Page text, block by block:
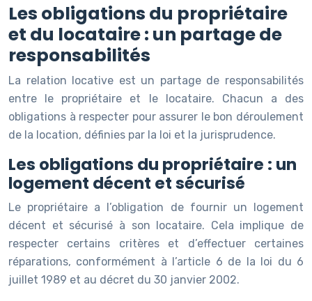
Les obligations du propriétaire
et du locataire : un partage de
responsabilités
La relation locative est un partage de responsabilités
entre le propriétaire et le locataire. Chacun a des
obligations à respecter pour assurer le bon déroulement
de la location, définies par la loi et la jurisprudence.
Les obligations du propriétaire : un
logement décent et sécurisé
Le propriétaire a l’obligation de fournir un logement
décent et sécurisé à son locataire. Cela implique de
respecter certains critères et d’effectuer certaines
réparations, conformément à l’article 6 de la loi du 6
juillet 1989 et au décret du 30 janvier 2002.